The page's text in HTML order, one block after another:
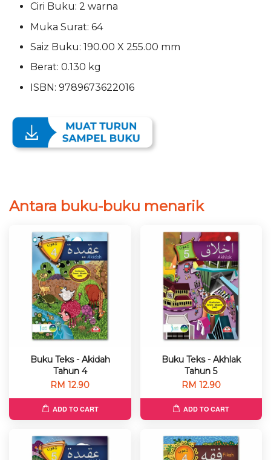
Ciri Buku: 2 warna
Muka Surat: 64
Saiz Buku: 190.00 X 255.00 mm
Berat: 0.130 kg
ISBN: 9789673622016
Antara buku-buku menarik
Buku Teks - Akidah
Tahun 4
RM 12.90
ADD TO CART
Buku Teks - Akhlak
Tahun 5
RM 12.90
ADD TO CART